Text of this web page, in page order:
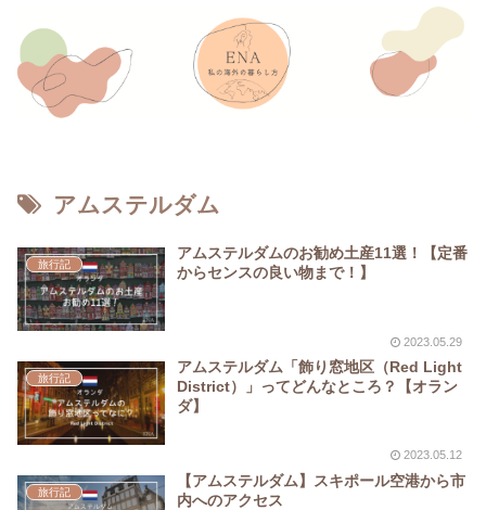
アムステルダム
旅行記
アムステルダムのお勧め土産11選！【定番
からセンスの良い物まで！】
2023.05.29
旅行記
アムステルダム「飾り窓地区（Red Light
District）」ってどんなところ？【オラン
ダ】
2023.05.12
旅行記
【アムステルダム】スキポール空港から市
内へのアクセス